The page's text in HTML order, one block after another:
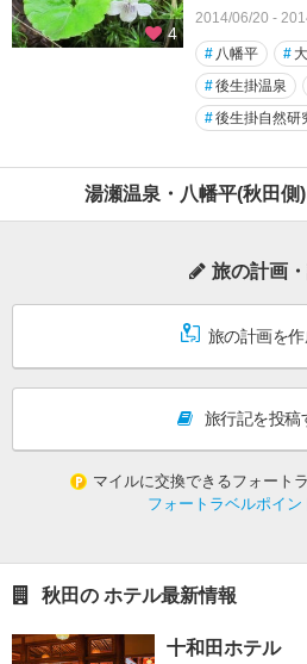
4
2014/06/20 -
# 八幡平 #
#後生掛温泉
#後生掛自然研
湯瀬温泉・八幡平(秋田側
旅の計画
旅の計画を
旅行記を投稿
マイルに交換できるフォート
フォートラベルポイン
秋田の ホテル最新情報
十和田ホテル